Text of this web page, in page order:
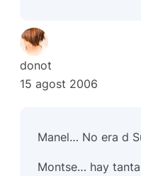
donot
15 agost 2006
Manel… No era d
Montse… hay